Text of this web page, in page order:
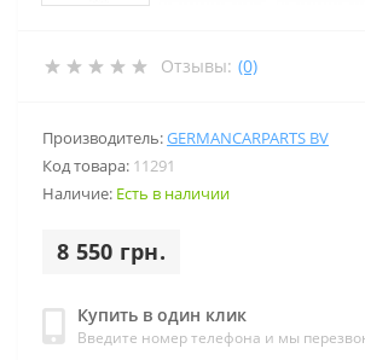
Отзывы: (0)
Производитель:GERMANCARPARTS BV
Код товара: 11291
Наличие: Есть в наличии
8 550 грн.
Купить в один клик
Введите номер телефона и мы